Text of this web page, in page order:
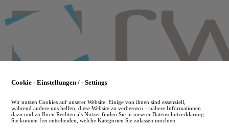
to
main
Cookie - Einstellungen / - Settings
Wir nutzen Cookies auf unserer Website. Einige von ihnen sind essenziell,
während andere uns helfen, diese Website zu verbessern – nähere Informationen
dazu und zu Ihren Rechten als Nutzer finden Sie in unserer Datenschutzerklärung.
Sie können frei entscheiden, welche Kategorien Sie zulassen möchten.